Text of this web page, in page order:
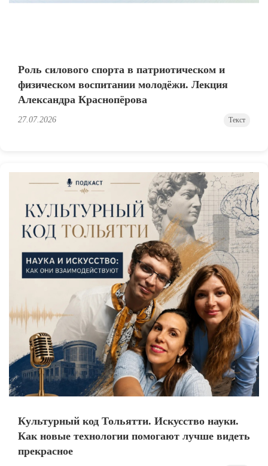
Роль силового спорта в патриотическом и
физическом воспитании молодёжи. Лекция
Александра Краснопёрова
27.07.2026 Текст
Культурный код Тольятти. Искусство науки.
Как новые технологии помогают лучше видеть
прекрасное